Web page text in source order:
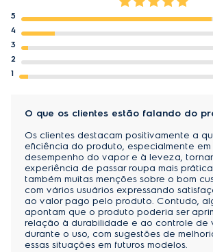
5
4
3
2
1
O que os clientes estão falando do
Os clientes destacam positivamente a
eficiência do produto, especialmente
desempenho do vapor e à leveza,
experiência de passar roupa mais
também muitas menções sobre o bom
com vários usuários expressando
ao valor pago pelo produto. Contudo,
apontam que o produto poderia ser
relação à durabilidade e ao controle de
durante o uso, com sugestões de
essas situações em futuros modelos.